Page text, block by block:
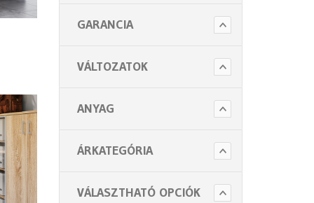
- Vénusz toldatok
- Vénusz egyedi bútorok
- Vénusz Szekrények
részkategória)
GARANCIA
VÁLTOZATOK
ANYAG
ÁRKATEGÓRIA
VÁLASZTHATÓ OPCIÓK